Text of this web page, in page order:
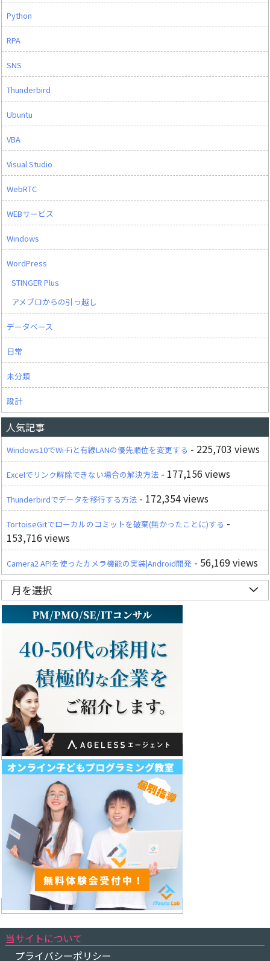
Python
RPA
SNS
Thunderbird
Ubuntu
VBA
Visual Studio
WebRTC
WEBサービス
Windows
WordPress
STINGER Plus
アメブロからの引っ越し
データベース
日常
未分類
設計
人気記事
Windows10でWi-Fiと有線LANの優先順位を変更する - 225,703 views
Excelでリンク解除できない場合の解決方法 - 177,156 views
Thunderbirdでデータを移行する方法 - 172,354 views
TortoiseGitでローカルのコミットを破棄(無かったことに)する -
153,716 views
Camera2 APIを使ったカメラ機能の実装|Android開発 - 56,169 views
月を選択
当サイトについて
プライバシーポリシー